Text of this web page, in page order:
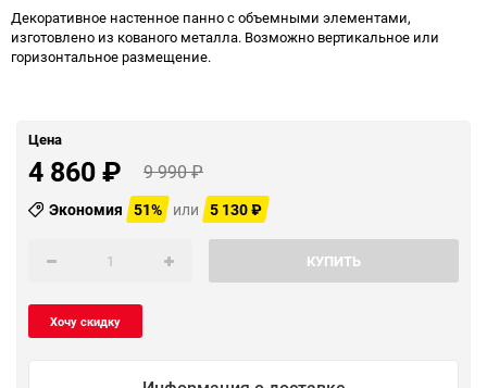
Декоративное настенное панно с объемными элементами,
изготовлено из кованого металла. Возможно вертикальное или
горизонтальное размещение.
Цена
4 860₽ 9 990₽
Экономия 51% или 5 130₽
КУПИТЬ